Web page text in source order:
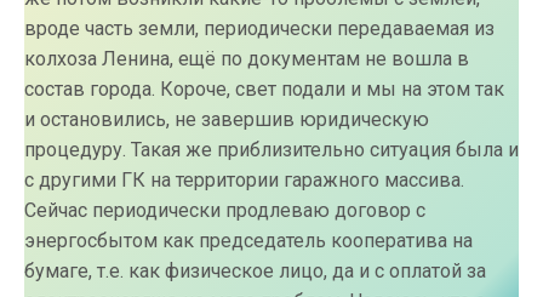
вроде часть земли, периодически передаваемая из
колхоза Ленина, ещё по документам не вошла в
состав города. Короче, свет подали и мы на этом так
и остановились, не завершив юридическую
процедуру. Такая же приблизительно ситуация была и
с другими ГК на территории гаражного массива.
Сейчас периодически продлеваю договор с
энергосбытом как председатель кооператива на
бумаге, т.е. как физическое лицо, да и с оплатой за